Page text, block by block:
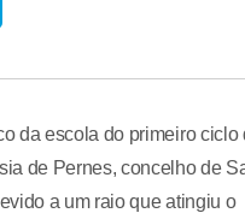
da escola do primeiro ciclo
de Pernes, concelho de
a um raio que atingiu o